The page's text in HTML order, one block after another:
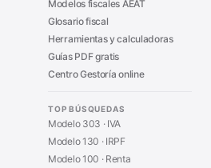
Modelos fiscales AEAT
Glosario fiscal
Herramientas y calculadoras
Guías PDF gratis
Centro Gestoría online
TOP BÚSQUEDAS
Modelo 303 · IVA
Modelo 130 · IRPF
Modelo 100 · Renta